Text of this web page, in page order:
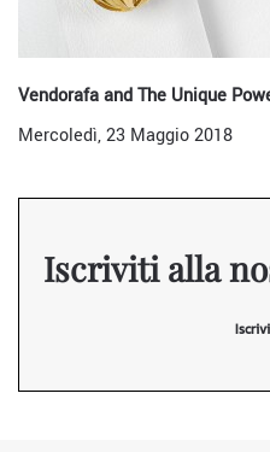
Vendorafa and The Unique
Mercoledì, 23 Maggio 2018
Iscriviti alla